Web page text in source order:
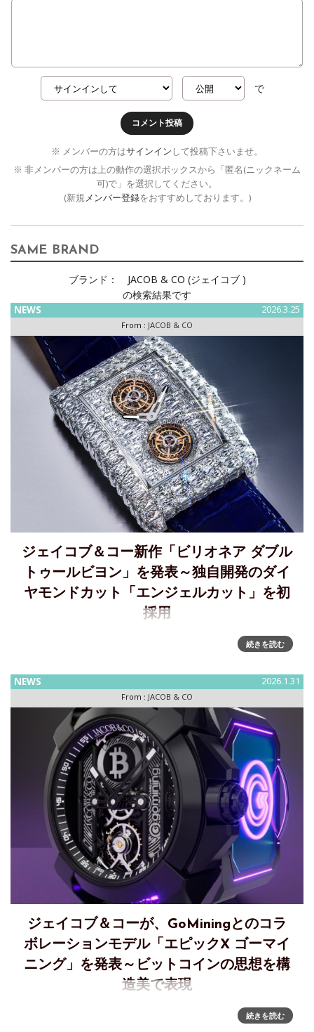
で
コメント投稿
※ メンバーの方はサインイン して投稿下さいませ。
※ 非メンバーの方は上の動作の選択ボックスから「匿名(ニックネーム
可)で」を選択してください。
(新規メンバー登録をおすすめしております。)
SAME BRAND
ブランド：
JACOB & CO (ジェイコブ )
の検索結果です
NEWS 2026.3.25
From : JACOB & CO
ジェイコブ＆コー新作「ビリオネア ダブル
トゥールビヨン」を発表～独自開発のダイ
ヤモンドカット「エンジェルカット」を初
採用
ジェイコブ＆コー、独自開発のダイヤモンドカット「エンジ
ェルカット」を初採用した「ビリオネア ダブルトゥールビヨ
ヤモンドカット「エンジェルカット」を発表。その初採用モ
デル「ビリオネア
続きを読む
NEWS 2026.1.31
From : JACOB & CO
ジェイコブ＆コーが、GoMiningとのコラ
ボレーションモデル「エピックX ゴーマイ
ニング」を発表～ビットコインの思想を構
造美で表現
新作発表、世界100本限定「エピックX GoMining」～ビット
コインの思想を構造美で表現ジェイコブ＆コーは、GoMining
続きを読む